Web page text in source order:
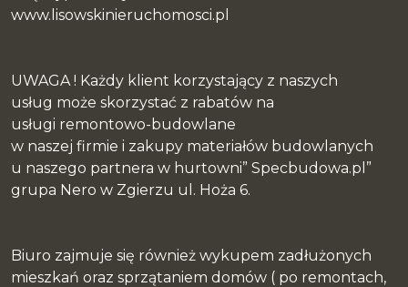
www.lisowskinieruchomosci.pl
UWAGA ! Każdy klient korzystający z naszych
usług może skorzystać z rabatów na
usługi remontowo-budowlane
w naszej firmie i zakupy materiałów budowlanych
u naszego partnera w hurtowni” Specbudowa.pl”
grupa Nero w Zgierzu ul. Hoża 6.
Biuro zajmuje się również wykupem zadłużonych
mieszkań oraz sprzątaniem domów ( po remontach,